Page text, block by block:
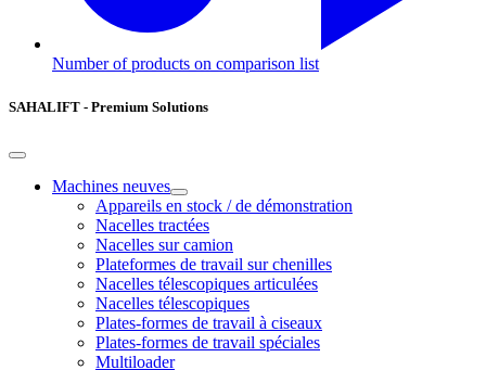
Number of products on comparison list
SAHALIFT - Premium Solutions
Machines neuves
Appareils en stock / de démonstration
Nacelles tractées
Nacelles sur camion
Plateformes de travail sur chenilles
Nacelles télescopiques articulées
Nacelles télescopiques
Plates-formes de travail à ciseaux
Plates-formes de travail spéciales
Multiloader